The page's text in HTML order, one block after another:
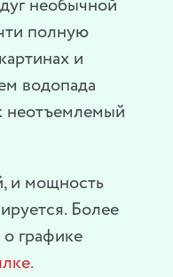
необычной
полную
и
водопада
неотъемлемый
и мощность
Более
графике